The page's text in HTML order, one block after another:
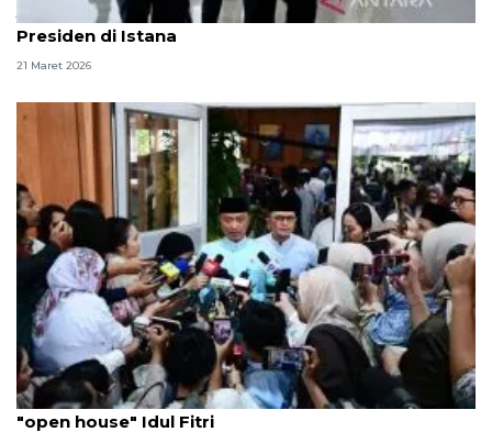
Jajaran menteri dan pejabat halalbihalal dengan
Presiden di Istana
21 Maret 2026
Presiden Prabowo prioritaskan masyarakat untuk
"open house" Idul Fitri